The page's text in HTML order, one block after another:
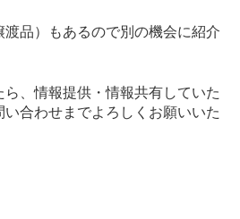
品）もあるので別の機会に紹介
、情報提供・情報共有していた
合わせまでよろしくお願いいた